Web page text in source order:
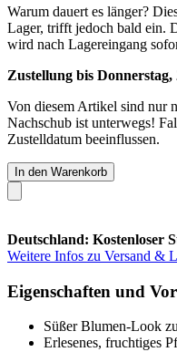
Warum dauert es länger?
Lager, trifft jedoch bald ein.
wird nach Lagereingang
Zustellung bis Donnerstag,
Von diesem Artikel sind nur
Nachschub ist unterwegs!
Zustelldatum beeinflussen.
In den Warenkorb
Deutschland: Kostenloser
Weitere Infos zu Versand &
Eigenschaften und
Süßer Blumen-Look
Erlesenes, fruchtiges